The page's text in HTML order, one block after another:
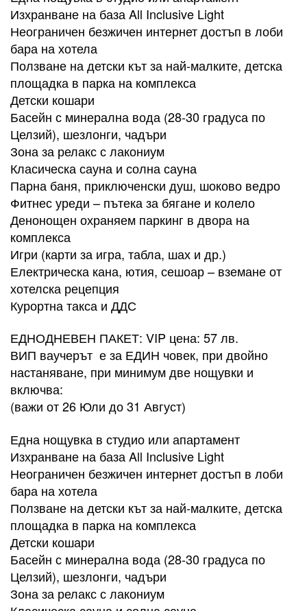
Изхранване на база All Inclusive Light
Неограничен безжичен интернет достъп в лоби
бара на хотела
Ползване на детски кът за най-малките, детска
площадка в парка на комплекса
Детски кошари
Басейн с минерална вода (28-30 градуса по
Целзий), шезлонги, чадъри
Зона за релакс с лакониум
Класическа сауна и солна сауна
Парна баня, приключенски душ, шоково ведро
Фитнес уреди – пътека за бягане и колело
Денонощен охраняем паркинг в двора на
комплекса
Игри (карти за игра, табла, шах и др.)
Електрическа кана, ютия, сешоар – вземане от
хотелска рецепция
Курортна такса и ДДС
ЕДНОДНЕВЕН ПАКЕТ: VIP цена: 57 лв.
ВИП ваучерът е за ЕДИН човек, при двойно
настаняване, при минимум две нощувки и
включва:
(важи от 26 Юли до 31 Август)
Една нощувка в студио или апартамент
Изхранване на база All Inclusive Light
Неограничен безжичен интернет достъп в лоби
бара на хотела
Ползване на детски кът за най-малките, детска
площадка в парка на комплекса
Детски кошари
Басейн с минерална вода (28-30 градуса по
Целзий), шезлонги, чадъри
Зона за релакс с лакониум